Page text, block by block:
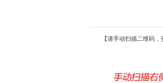
【请手动扫描二维码，安